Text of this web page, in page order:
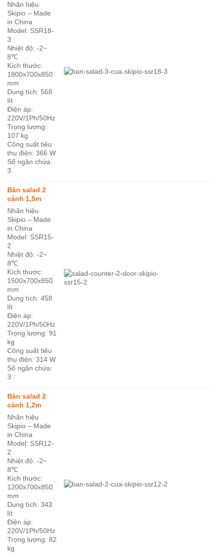
Nhãn hiệu
Skipio – Made
in China
Model: SSR18-
3
Nhiệt độ: -2~
8℃
Kích thước:
1800x700x850
mm
Dung tích: 568
lít
Điện áp:
220V/1Ph/50Hz
Trọng lượng:
107 kg
Công suất tiêu
thụ điện: 366 W
Số ngăn chứa:
3
Bàn salad 2
cánh 1,5m
Nhãn hiệu
Skipio – Made
in China
Model: SSR15-
2
Nhiệt độ: -2~
8℃
Kích thước:
1500x700x850
mm
Dung tích: 458
lít
Điện áp:
220V/1Ph/50Hz
Trọng lượng: 91
kg
Công suất tiêu
thụ điện: 314 W
Số ngăn chứa:
3
Bàn salad 2
cánh 1,2m
Nhãn hiệu
Skipio – Made
in China
Model: SSR12-
2
Nhiệt độ: -2~
8℃
Kích thước:
1200x700x850
mm
Dung tích: 343
lít
Điện áp:
220V/1Ph/50Hz
Trọng lượng: 82
kg